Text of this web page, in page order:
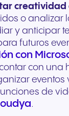
creatividad
o analizar
y anticipar
futuros
con
con una
eventos
de
.